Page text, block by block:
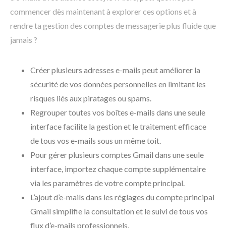
commencer dès maintenant à explorer ces options et à
rendre ta gestion des comptes de messagerie plus fluide que
jamais ?
Créer plusieurs adresses e-mails peut améliorer la
sécurité de vos données personnelles en limitant les
risques liés aux piratages ou spams.
Regrouper toutes vos boîtes e-mails dans une seule
interface facilite la gestion et le traitement efficace
de tous vos e-mails sous un même toit.
Pour gérer plusieurs comptes Gmail dans une seule
interface, importez chaque compte supplémentaire
via les paramètres de votre compte principal.
L’ajout d’e-mails dans les réglages du compte principal
Gmail simplifie la consultation et le suivi de tous vos
flux d’e-mails professionnels.